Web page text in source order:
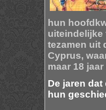
hun
uiteindelijke
tezamen uit
Cyprus,
maar 18
De jaren
hun